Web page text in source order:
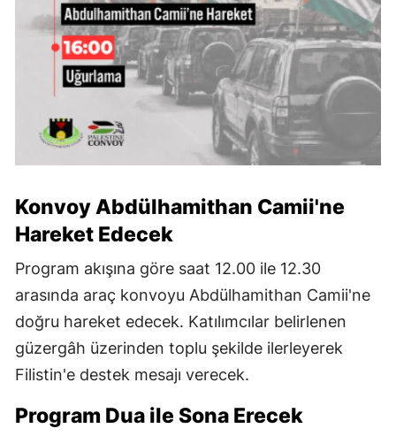
Konvoy Abdülhamithan Camii'ne
Hareket Edecek
Program akışına göre saat 12.00 ile 12.30
arasında araç konvoyu Abdülhamithan Camii'ne
doğru hareket edecek. Katılımcılar belirlenen
güzergâh üzerinden toplu şekilde ilerleyerek
Filistin'e destek mesajı verecek.
Program Dua ile Sona Erecek